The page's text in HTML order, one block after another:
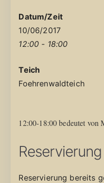
Datum/Zeit
10/06/2017
12:00 - 18:00
Teich
Foehrenwaldteich
12:00-18:00 bedeutet von
Reservierung
Reservierung bereits